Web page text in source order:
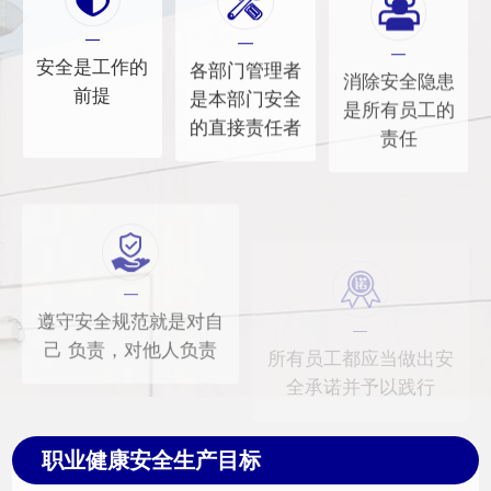
安全是工作的
前提
各部门管理者
是本部门安全
的直接责任者
是所有员工的
责任
己 负责，对他人负责
所有员工都应当做出安
职业健康安全生产目标